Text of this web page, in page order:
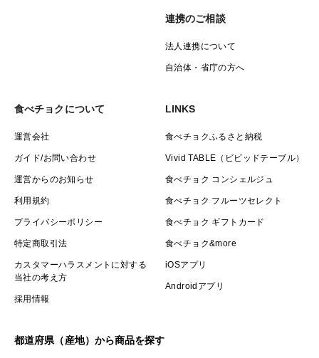
連携のご相談
法人連携について
自治体・省庁の方へ
食べチョクについて
運営会社
ガイド/お問い合わせ
運営からのお知らせ
利用規約
プライバシーポリシー
特定商取引法
カスタマーハラスメントに対する
当社の考え方
採用情報
LINKS
食べチョクふるさと納税
Vivid TABLE（ビビッドテーブル）
食べチョク コンシェルジュ
食べチョク フルーツセレクト
食べチョク ギフトカード
食べチョク&more
iOSアプリ
Androidアプリ
都道府県（産地）から商品を探す